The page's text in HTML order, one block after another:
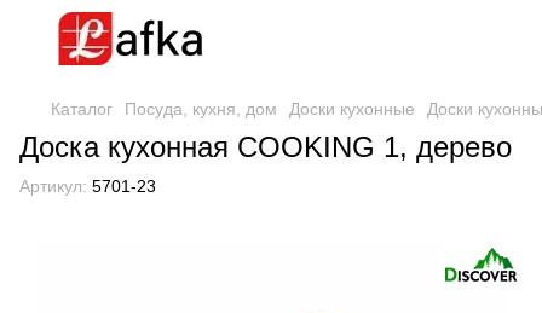
Каталог Посуда, кухня, дом Доски кухонные Доски
Доска кухонная COOKING 1, дерево
Артикул: 5701-23